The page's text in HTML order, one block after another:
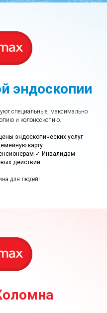
эндоскопии
специальные, максимально
и колоноскопию.
эндоскопических услуг
карту
✓ Инвалидам
действий
для людей!